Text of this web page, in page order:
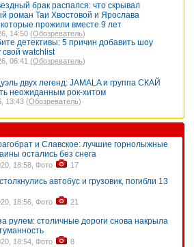
брак распался: что скрывал
роман Таи Хвостовой и Ярослава
прожили вместе 9 лет
14:50 (Обозреватель)
детективы: 5 причин добавить шоу
свой watchlist
06:41 (Обозреватель)
двух легенд: JAMALA и группа СКАЙ
неожиданным рок-хитом
13:43 (Обозреватель)
и Славское: лучшие горнолыжные
остались без снега
18:58, Фото 17
автобус и грузовик, погибли 13
18:56, Фото 21
рулем: столичные дороги снова накрыла
18:54, Фото 8